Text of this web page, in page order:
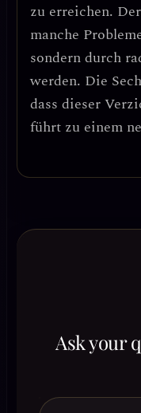
zu erreichen.
manche
sondern durch
werden. Die
dass dieser
führt zu einem
Ask your